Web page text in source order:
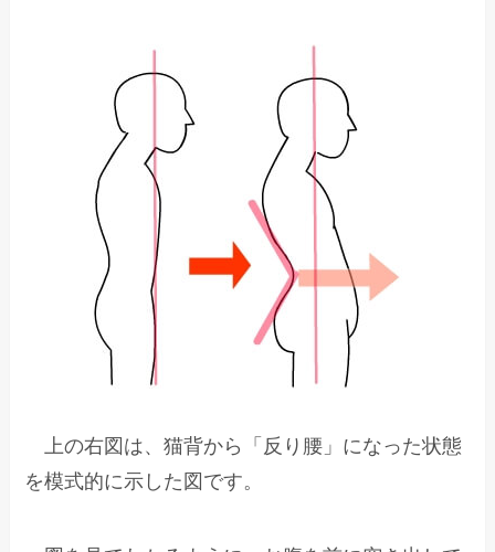
上の右図は、猫背から「反り腰」になった状態
を模式的に示した図です。